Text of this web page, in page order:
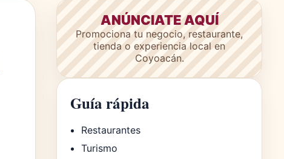
ANÚNCIATE AQUÍ
Promociona tu negocio, restaurante,
tienda o experiencia local en
Coyoacán.
Guía rápida
Restaurantes
Turismo